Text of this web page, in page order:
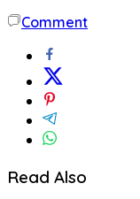
Comment
Read Also